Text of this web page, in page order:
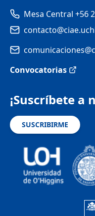
Mesa Central +56
Convocatorias
¡Suscríbete a
SUSCRIBIRME